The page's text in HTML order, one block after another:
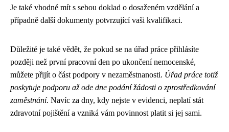
Je také vhodné mít s sebou doklad o dosaženém vzdělání a
případně další dokumenty potvrzující vaši kvalifikaci.
Důležité je také vědět, že pokud se na úřad práce přihlásíte
později než první pracovní den po ukončení nemocenské,
můžete přijít o část podpory v nezaměstnanosti. Úřad práce totiž
poskytuje podporu až ode dne podání žádosti o zprostředkování
zaměstnání. Navíc za dny, kdy nejste v evidenci, neplatí stát
zdravotní pojištění a vzniká vám povinnost platit si jej sami.